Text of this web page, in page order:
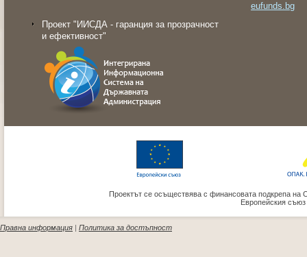
Проект "ИИСДА - гаранция за прозрачност
и ефективност"
eufunds.bg
Проектът се осъществява с финансовата подкрепа на
Европейския
Правна информация | Политика за достъпност